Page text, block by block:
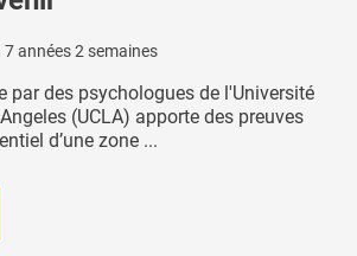
7 années 2 semaines
par des psychologues de l'Université
(UCLA) apporte des preuves
d’une zone ...